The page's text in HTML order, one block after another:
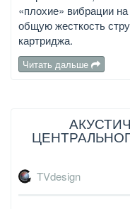
«плохие» вибрации
общую жесткость
картриджа.
Читать дальше
TVdesign